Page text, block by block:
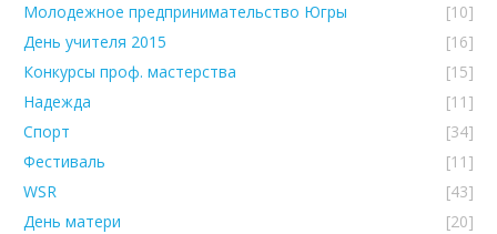
Молодежное предпринимательство Югры
[10]
День учителя 2015
[16]
Конкурсы проф. мастерства
[15]
Надежда
[11]
Спорт
[34]
Фестиваль
[11]
WSR
[43]
День матери
[20]